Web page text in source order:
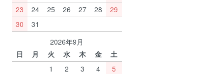
23
24 25 26 27 28
29
30
31
2026年9月
日
月 火 水 木 金
土
1
2 3 4
5